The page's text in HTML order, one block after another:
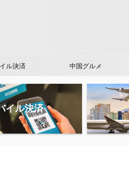
ル決済 中国グルメ
イル決済